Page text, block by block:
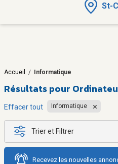
St-
Accueil / Informatique
Résultats pour
Effacer tout Informatique
Trier et Filtrer
Recevez les nouvelles